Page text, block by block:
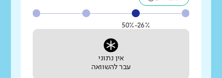
26%-50%
אין נתוני
עבר להשוואה